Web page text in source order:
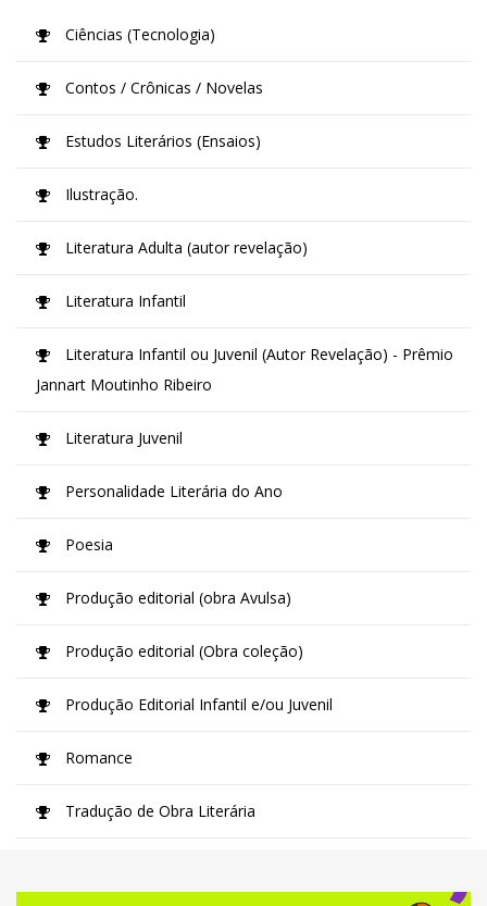
Ciências (Tecnologia)
Contos / Crônicas / Novelas
Estudos Literários (Ensaios)
Ilustração.
Literatura Adulta (autor revelação)
Literatura Infantil
Literatura Infantil ou Juvenil (Autor Revelação) - Prêmio
Jannart Moutinho Ribeiro
Literatura Juvenil
Personalidade Literária do Ano
Poesia
Produção editorial (obra Avulsa)
Produção editorial (Obra coleção)
Produção Editorial Infantil e/ou Juvenil
Romance
Tradução de Obra Literária